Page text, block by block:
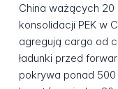
China ważących
konsolidacji PEK w
agregują cargo od
ładunki przed
pokrywa ponad